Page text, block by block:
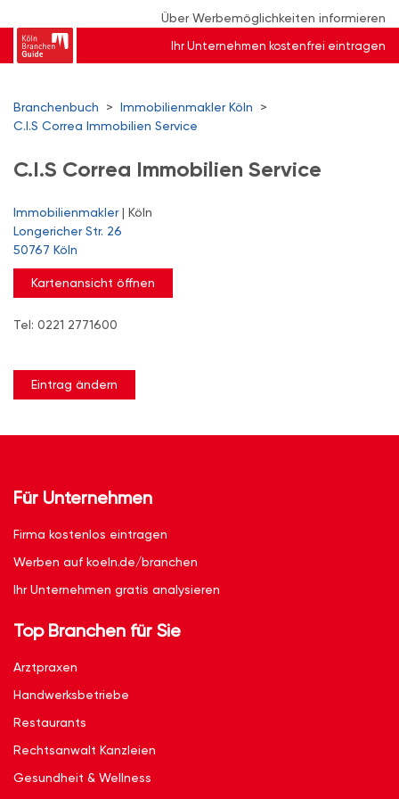
Über Werbemöglichkeiten informieren
Ihr Unternehmen kostenfrei eintragen
Branchenbuch > Immobilienmakler Köln
>
C.I.S Correa Immobilien Service
C.I.S Correa Immobilien Service
Immobilienmakler| Köln
Longericher Str. 26
50767 Köln
Kartenansicht öffnen
Tel: 0221 2771600
Eintrag ändern
Für Unternehmen
Firma kostenlos eintragen
Werben auf koeln.de/branchen
Ihr Unternehmen gratis analysieren
Top Branchen für Sie
Arztpraxen
Handwerksbetriebe
Restaurants
Rechtsanwalt Kanzleien
Gesundheit & Wellness